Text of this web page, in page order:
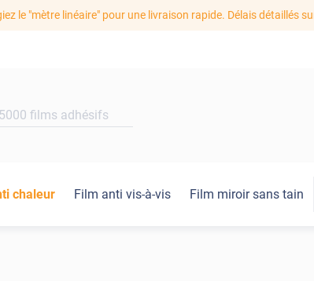
le "mètre linéaire" pour une livraison rapide. Délais détaillés
chaleur Film anti vis-à-vis Film miroir sans tain